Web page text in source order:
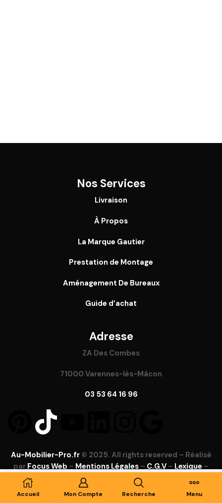
Nos Services
Livraison
À Propos
La Marque Gautier
Prestation de Montage
Aménagement De Bureaux
Guide d’achat
Adresse
ZA Des Combes
71000 Varennes-lès-Mâcon
03 53 64 16 96
Au-Mobilier-Pro.fr© 2025. All rights reserved – Réalisé
par Focus Web – Mentions Légales – C.G.V – Lexique –
Ajouter Au Panier
Accueil Mon Compte Recherche Menu